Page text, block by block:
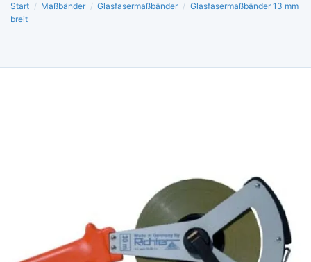
Start / Maßbänder / Glasfasermaßbänder / Glasfasermaßbänder 13 mm
breit